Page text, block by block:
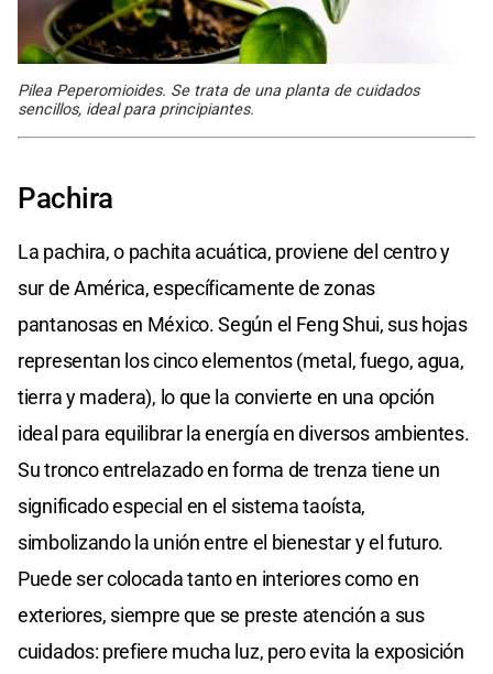
Pilea Peperomioides. Se trata de una planta de cuidados
sencillos, ideal para principiantes.
Pachira
La pachira, o pachita acuática, proviene del centro y
sur de América, específicamente de zonas
pantanosas en México. Según el Feng Shui, sus hojas
representan los cinco elementos (metal, fuego, agua,
tierra y madera), lo que la convierte en una opción
ideal para equilibrar la energía en diversos ambientes.
Su tronco entrelazado en forma de trenza tiene un
significado especial en el sistema taoísta,
simbolizando la unión entre el bienestar y el futuro.
Puede ser colocada tanto en interiores como en
exteriores, siempre que se preste atención a sus
cuidados: prefiere mucha luz, pero evita la exposición